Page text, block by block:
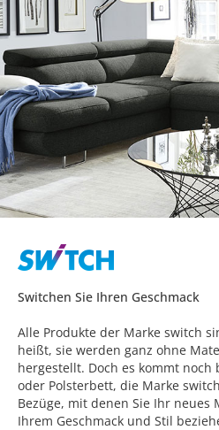
Switchen Sie Ihren Geschmack
Alle Produkte der Marke switch
heißt, sie werden ganz ohne
hergestellt. Doch es kommt noch
oder Polsterbett, die Marke
Bezüge, mit denen Sie Ihr
Ihrem Geschmack und Stil